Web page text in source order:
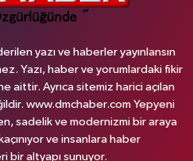
yazı ve haberler yayınlansın
Yazı, haber ve yorumlardaki fikir
aittir. Ayrıca sitemiz harici açılan
www.dmchaber.com Yepyeni
sadelik ve modernizmi bir araya
ve insanlara haber
bir altyapı sunuyor.